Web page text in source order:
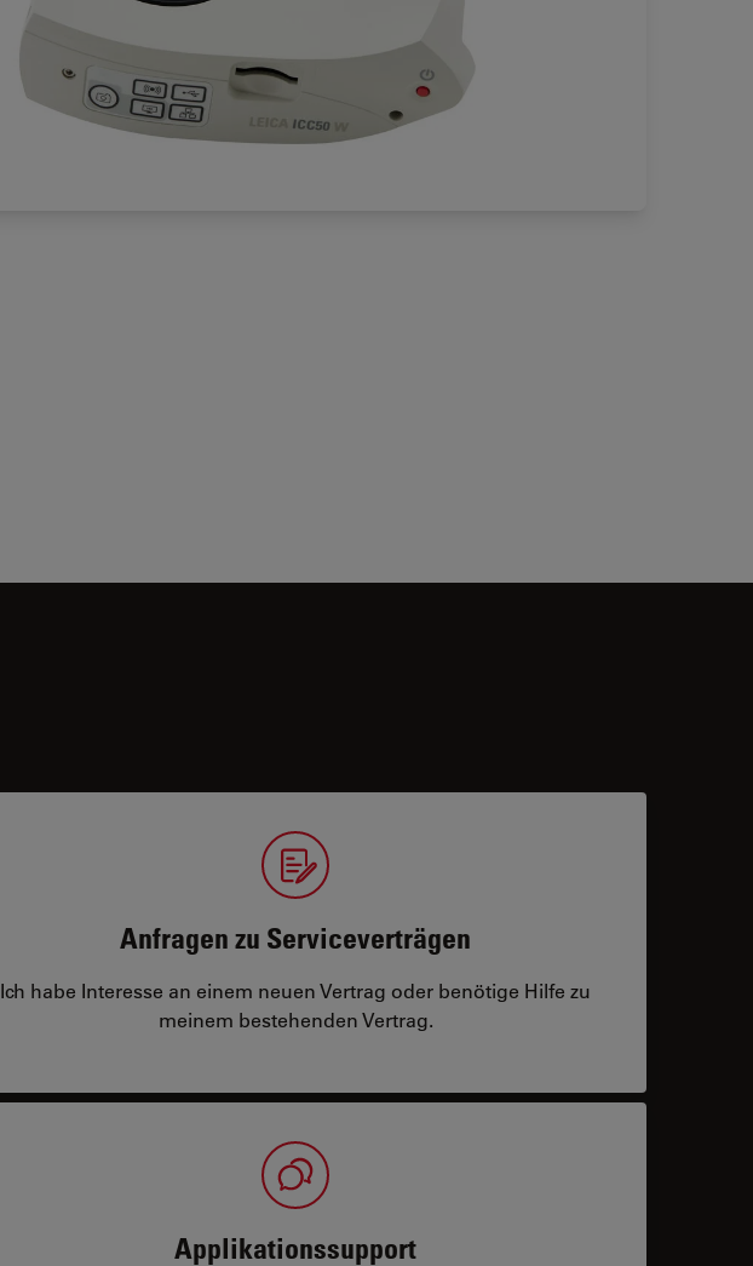
Anfragen zu Serviceverträgen
Ich habe Interesse an einem neuen Vertrag oder benötige Hilfe zu
meinem bestehenden Vertrag.
Applikationssupport